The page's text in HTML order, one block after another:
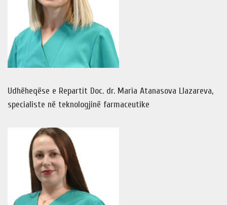
Udhëheqëse e Repartit Doc. dr. Maria Atanasova Llazareva,
specialiste në teknologjinë farmaceutike